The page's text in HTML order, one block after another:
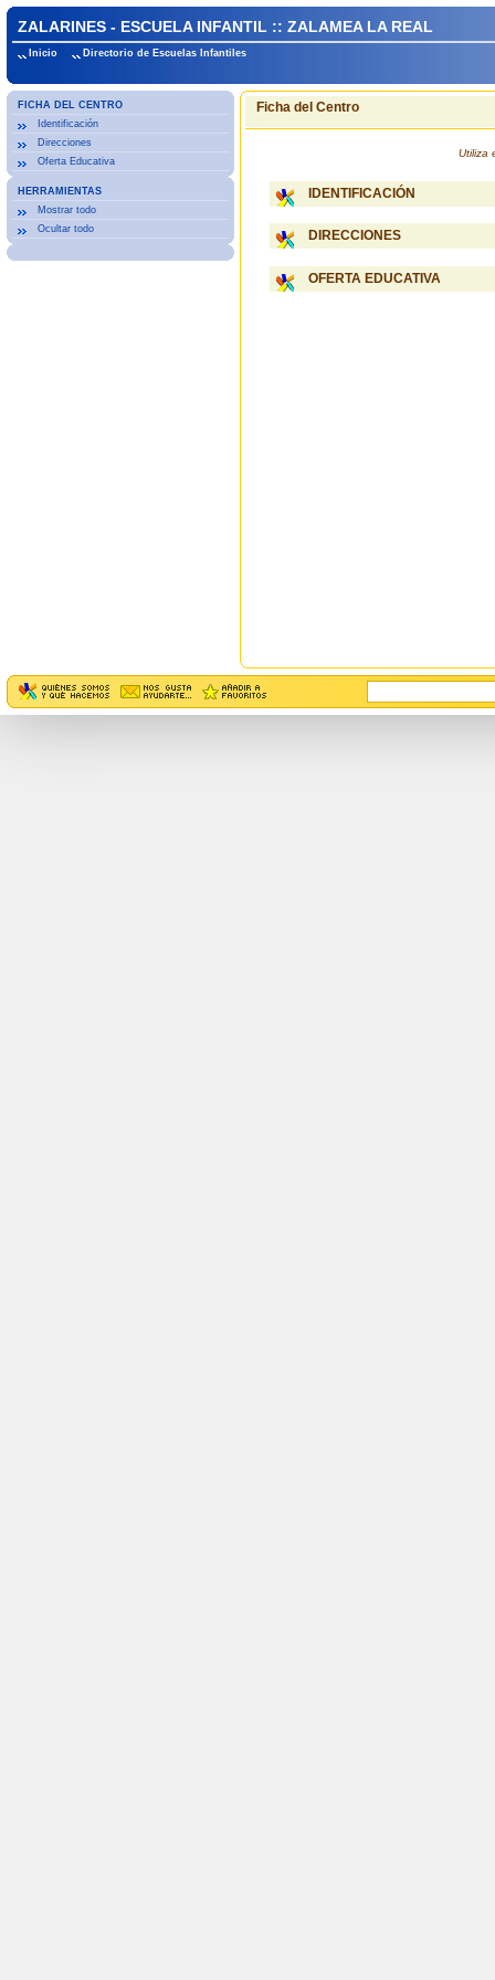
ZALARINES - ESCUELA INFANTIL :: ZALAMEA LA REAL
Inicio Directorio de Escuelas Infantiles
FICHA DEL CENTRO
Identificación
Direcciones
Oferta Educativa
HERRAMIENTAS
Mostrar todo
Ocultar todo
Ficha del Centro
Utiliza
IDENTIFICACIÓN
DIRECCIONES
OFERTA EDUCATIVA